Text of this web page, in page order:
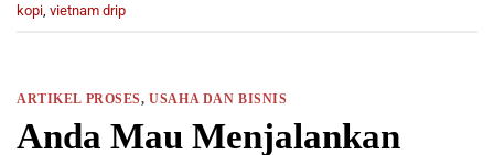
kopi vietnam drip
ARTIKEL PROSES, USAHA DAN BISNIS
Anda Mau Menjalankan